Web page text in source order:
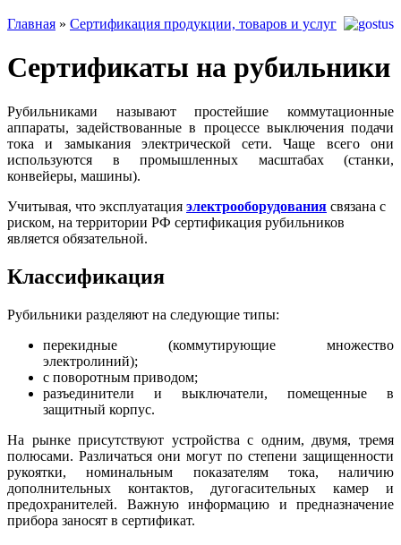
Главная » Сертификация продукции, товаров и услуг
Сертификаты на рубильники
Рубильниками называют простейшие коммутационные
аппараты, задействованные в процессе выключения подачи
тока и замыкания электрической сети. Чаще всего они
используются в промышленных масштабах (станки,
конвейеры, машины).
Учитывая, что эксплуатация электрооборудования связана с
риском, на территории РФ сертификация рубильников
является обязательной.
Классификация
Рубильники разделяют на следующие типы:
перекидные (коммутирующие множество
электролиний);
с поворотным приводом;
разъединители и выключатели, помещенные в
защитный корпус.
На рынке присутствуют устройства с одним, двумя, тремя
полюсами. Различаться они могут по степени защищенности
рукоятки, номинальным показателям тока, наличию
дополнительных контактов, дугогасительных камер и
предохранителей. Важную информацию и предназначение
прибора заносят в сертификат.